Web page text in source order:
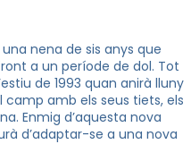
una nena de sis anys que
a un període de dol. Tot
de 1993 quan anirà lluny
amb els seus tiets, els
Enmig d’aquesta nova
d’adaptar-se a una nova